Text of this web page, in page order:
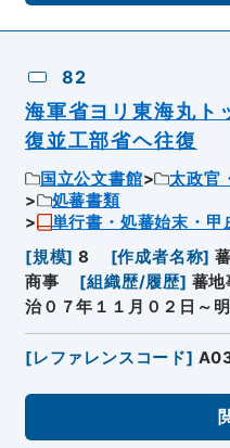
82
海軍省ヨリ東海丸ト
復並工部省ヘ往復
国立公文書館 太政官
処蕃書類
単行書・処蕃始末・甲
[規模] 8 [作成者名称]
商事
[組織歴/履歴] 蕃地
治０７年１１月０２日～
[レファレンスコード]